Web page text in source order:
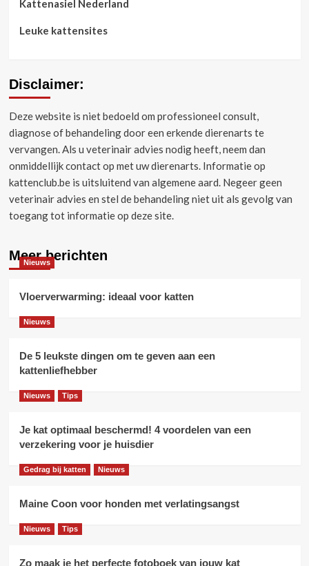
Kattenasiel Nederland
Leuke kattensites
Disclaimer:
Deze website is niet bedoeld om professioneel consult,
diagnose of behandeling door een erkende dierenarts te
vervangen.Als u veterinair advies nodig heeft, neem dan
onmiddellijk contact op met uw dierenarts. Informatie op
kattenclub.be is uitsluitend van algemene aard. Negeer geen
veterinair advies en stel de behandeling niet uit als gevolg van
toegang tot informatie op deze site.
Meer berichten
Nieuws
Vloerverwarming: ideaal voor katten
Nieuws
De 5 leukste dingen om te geven aan een
kattenliefhebber
Nieuws Tips
Je kat optimaal beschermd! 4 voordelen van een
verzekering voor je huisdier
Gedrag bij katten Nieuws
Maine Coon voor honden met verlatingsangst
Nieuws Tips
Zo maak je het perfecte fotoboek van jouw kat